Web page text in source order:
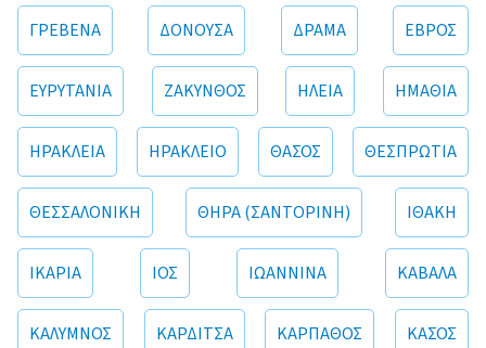
ΓΡΕΒΕΝΑ ΔΟΝΟΥΣΑ ΔΡΑΜΑ ΕΒΡΟΣ
ΕΥΡΥΤΑΝΙΑ ΖΑΚΥΝΘΟΣ ΗΛΕΙΑ ΗΜΑΘΙΑ
ΗΡΑΚΛΕΙΑ ΗΡΑΚΛΕΙΟ ΘΑΣΟΣ ΘΕΣΠΡΩΤΙΑ
ΘΕΣΣΑΛΟΝΙΚΗ ΘΗΡΑ (ΣΑΝΤΟΡΙΝΗ) ΙΘΑΚΗ
ΙΚΑΡΙΑ ΙΟΣ ΙΩΑΝΝΙΝΑ ΚΑΒΑΛΑ
ΚΑΛΥΜΝΟΣ ΚΑΡΔΙΤΣΑ ΚΑΡΠΑΘΟΣ ΚΑΣΟΣ